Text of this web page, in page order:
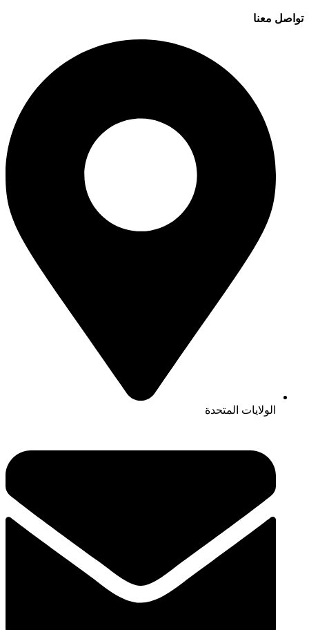
تواصل معنا
الولايات المتحدة